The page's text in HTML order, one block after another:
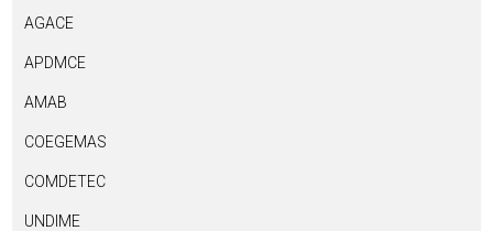
AGACE
APDMCE
AMAB
COEGEMAS
COMDETEC
UNDIME